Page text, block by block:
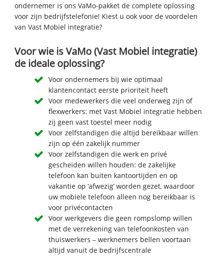
ondernemer is ons VaMo-pakket de complete oplossing
voor zijn bedrijfstelefonie! Kiest u ook voor de voordelen
van Vast Mobiel integratie?
Voor wie is VaMo (Vast Mobiel integratie)
de ideale oplossing?
Voor ondernemers bij wie optimaal
klantencontact eerste prioriteit heeft
Voor medewerkers die veel onderweg zijn of
flexwerkers: met Vast Mobiel integratie hebben
zij geen vast toestel meer nodig
Voor zelfstandigen die altijd bereikbaar willen
zijn op één zakelijk nummer
Voor zelfstandigen die werk en privé
gescheiden willen houden: de zakelijke
telefoon kan buiten kantoortijden en op
vakantie op ‘afwezig’ worden gezet, waardoor
uw mobiele telefoon alleen nog bereikbaar is
voor privécontacten
Voor werkgevers die geen rompslomp willen
met de verrekening van telefoonkosten van
thuiswerkers – werknemers bellen voortaan
altijd vanuit de bedrijfscentrale